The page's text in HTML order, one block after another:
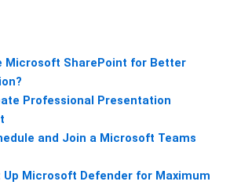
Microsoft SharePoint for Better
Professional Presentation
and Join a Microsoft Teams
Up Microsoft Defender for Maximum